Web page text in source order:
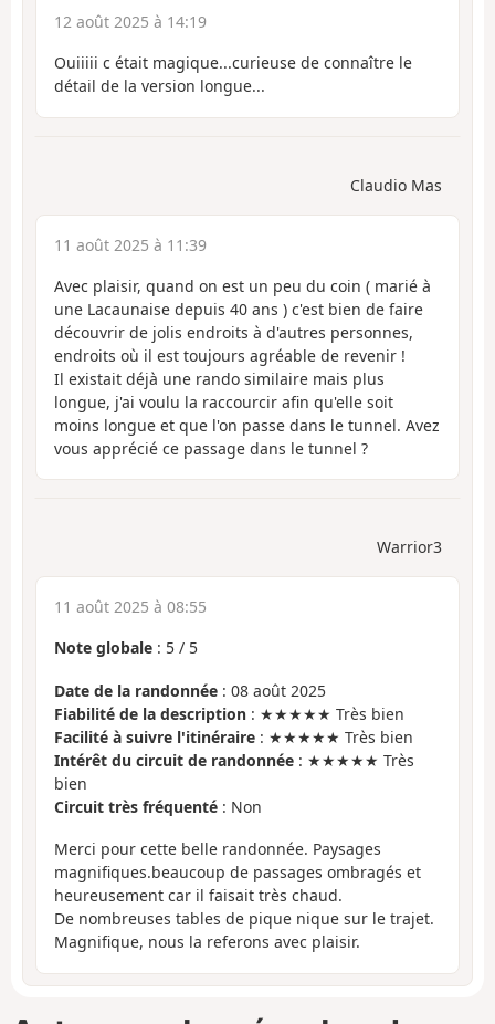
12 août 2025 à 14:19
Ouiiiii c était magique...curieuse de connaître le
détail de la version longue...
Claudio Mas
11 août 2025 à 11:39
Avec plaisir, quand on est un peu du coin ( marié à
une Lacaunaise depuis 40 ans ) c'est bien de faire
découvrir de jolis endroits à d'autres personnes,
endroits où il est toujours agréable de revenir !
Il existait déjà une rando similaire mais plus
longue, j'ai voulu la raccourcir afin qu'elle soit
moins longue et que l'on passe dans le tunnel. Avez
vous apprécié ce passage dans le tunnel ?
Warrior3
11 août 2025 à 08:55
Note globale : 5 / 5
Date de la randonnée : 08 août 2025
Fiabilité de la description : ★★★★★ Très bien
Facilité à suivre l'itinéraire : ★★★★★ Très bien
Intérêt du circuit de randonnée : ★★★★★ Très
bien
Circuit très fréquenté : Non
Merci pour cette belle randonnée. Paysages
magnifiques.beaucoup de passages ombragés et
heureusement car il faisait très chaud.
De nombreuses tables de pique nique sur le trajet.
Magnifique, nous la referons avec plaisir.